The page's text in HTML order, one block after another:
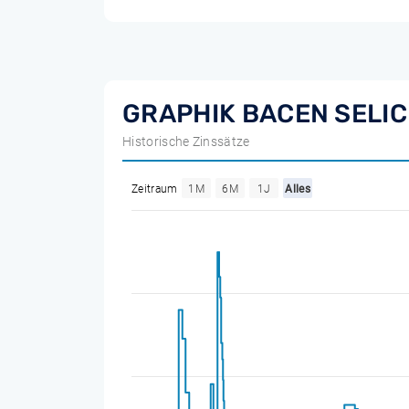
GRAPHIK BACEN
Historische Zinssätze
Zeitraum 1M 6M 1J Alles